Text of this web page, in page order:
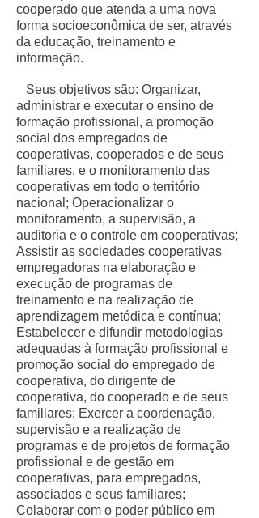
cooperado que atenda a uma nova
forma socioeconômica de ser, através
da educação, treinamento e
informação.
Seus objetivos são: Organizar,
administrar e executar o ensino de
formação profissional, a promoção
social dos empregados de
cooperativas, cooperados e de seus
familiares, e o monitoramento das
cooperativas em todo o território
nacional; Operacionalizar o
monitoramento, a supervisão, a
auditoria e o controle em cooperativas;
Assistir as sociedades cooperativas
empregadoras na elaboração e
execução de programas de
treinamento e na realização de
aprendizagem metódica e contínua;
Estabelecer e difundir metodologias
adequadas à formação profissional e
promoção social do empregado de
cooperativa, do dirigente de
cooperativa, do cooperado e de seus
familiares; Exercer a coordenação,
supervisão e a realização de
programas e de projetos de formação
profissional e de gestão em
cooperativas, para empregados,
associados e seus familiares;
Colaborar com o poder público em